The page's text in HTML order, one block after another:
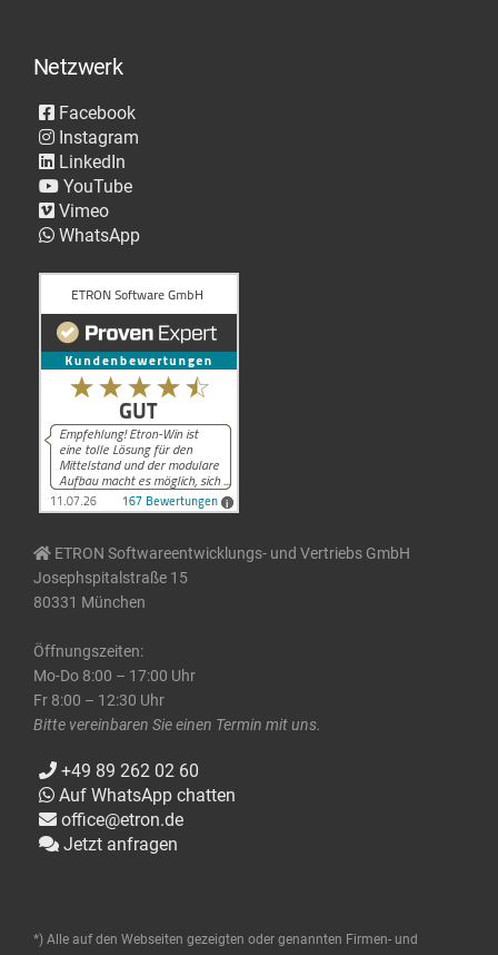
Netzwerk
Facebook
Instagram
LinkedIn
YouTube
Vimeo
WhatsApp
ETRON Softwareentwicklungs- und Vertriebs GmbH
Josephspitalstraße 15
80331 München
Öffnungszeiten:
Mo-Do 8:00 – 17:00 Uhr
Fr 8:00 – 12:30 Uhr
Bitte vereinbaren Sie einen Termin mit uns.
+49 89 262 02 60
Auf WhatsApp chatten
office@etron.de
Jetzt anfragen
*) Alle auf den Webseiten gezeigten oder genannten Firmen- und